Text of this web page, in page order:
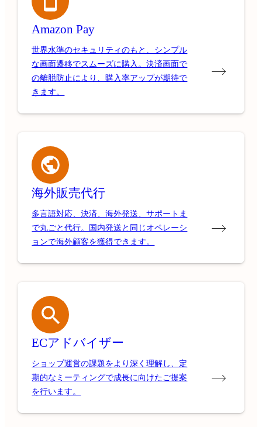
Amazon Pay
世界水準のセキュリティのもと、シンプル
な画面遷移でスムーズに購入。決済画面で
の離脱防止により、購入率アップが期待で
きます。
海外販売代行
多言語対応、決済、海外発送、サポートま
で丸ごと代行。国内発送と同じオペレーシ
ョンで海外顧客を獲得できます。
ECアドバイザー
ショップ運営の課題をより深く理解し、定
期的なミーティングで成長に向けたご提案
を行います。